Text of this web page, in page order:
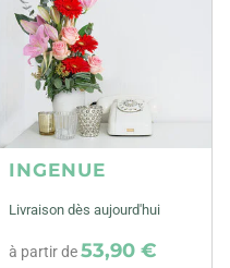
INGENUE
Livraison dès aujourd'hui
à partir de53,90 €